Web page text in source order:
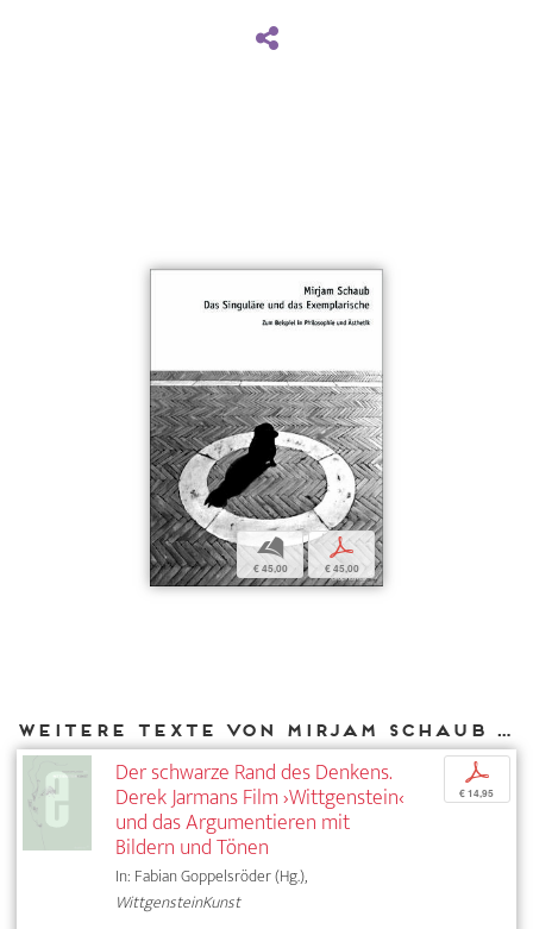
b
€ 45,00
p
€ 45,00
Weitere Texte von Mirjam Schaub bei DIAPHANES
Der schwarze Rand des Denkens.
Derek Jarmans Film ›Wittgenstein‹
und das Argumentieren mit
Bildern und Tönen
In: Fabian Goppelsröder (Hg.),
WittgensteinKunst
p
€ 14,95